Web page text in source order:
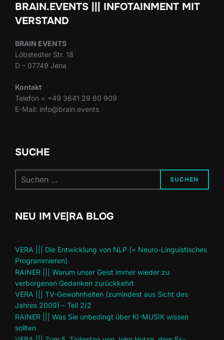
BRAIN.EVENTS ||| INFOTAINMENT MIT
VERSTAND
BRAIN EVENTS
Löbstedter Str. 18
D – 07749 Jena
Kontakt
Telefon = +49 3641 29 60 909
E-Mail: info@brain.events
SUCHE
nach:
SUCHEN
NEU IM VE|RA BLOG
VERA ||| Die Entwicklung von NLP (= Neuro-Linguistisches
Programmieren)
RAINER ||| Warum unser Geist immer wieder zu
verborgenen Gedanken zurückkehrt
VERA ||| TV-Gewohnheiten (zumindest aus Sicht des
Jahres 2009) – Teil 2/2
RAINER ||| Was Sie unbedingt über KI-MUSIK wissen
sollten